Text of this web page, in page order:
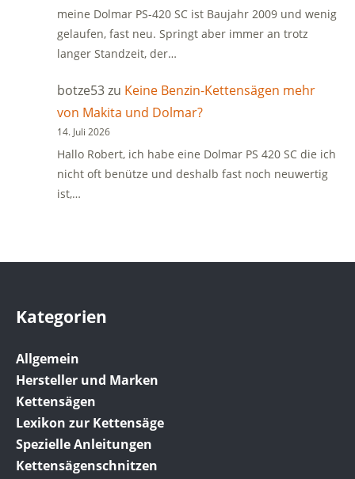
meine Dolmar PS-420 SC ist Baujahr 2009 und wenig
gelaufen, fast neu. Springt aber immer an trotz
langer Standzeit, der…
botze53zu Keine Benzin-Kettensägen mehr
von Makita und Dolmar?
14. Juli 2026
Hallo Robert, ich habe eine Dolmar PS 420 SC die ich
nicht oft benütze und deshalb fast noch neuwertig
ist,…
Kategorien
Allgemein
Hersteller und Marken
Kettensägen
Lexikon zur Kettensäge
Spezielle Anleitungen
Kettensägenschnitzen